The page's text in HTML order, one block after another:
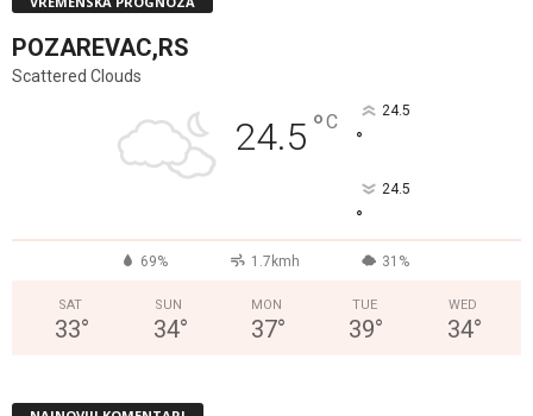
POZAREVAC,RS
Scattered Clouds
24.5 °C 24.5
°
24.5
°
69% 1.7kmh 31%
SAT
33°
SUN
34°
MON
37°
TUE
39°
WED
34°